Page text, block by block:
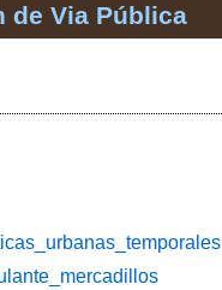
de Via Pública